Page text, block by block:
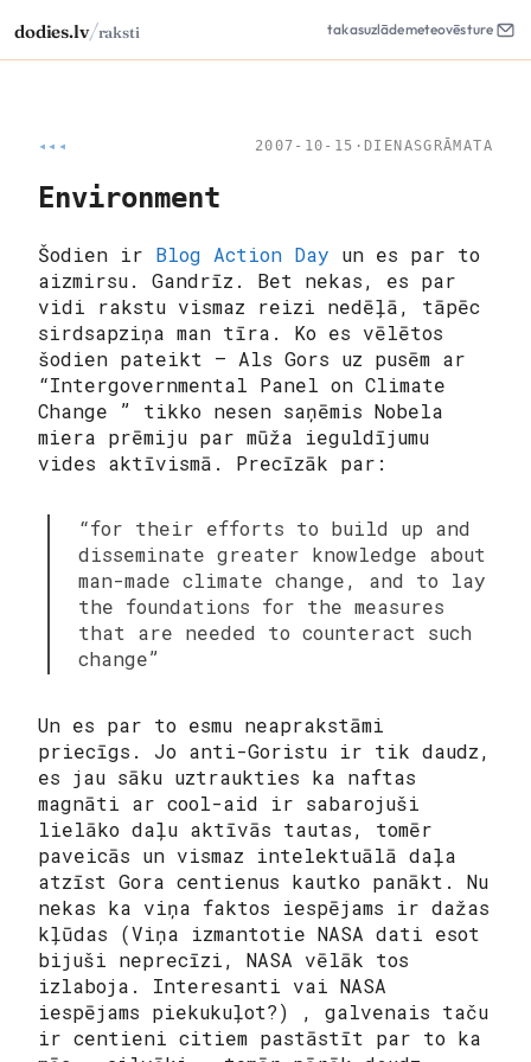
dodies.lv/raksti takasuzlādemeteovēsture
◂◂◂ 2007-10-15 · DIENASGRĀMATA
Environment
Šodien ir Blog Action Day un es par to
aizmirsu. Gandrīz. Bet nekas, es par
vidi rakstu vismaz reizi nedēļā, tāpēc
sirdsapziņa man tīra. Ko es vēlētos
šodien pateikt – Als Gors uz pusēm ar
“Intergovernmental Panel on Climate
Change ” tikko nesen saņēmis Nobela
miera prēmiju par mūža ieguldījumu
vides aktīvismā. Precīzāk par:
“for their efforts to build up and
disseminate greater knowledge about
man-made climate change, and to lay
the foundations for the measures
that are needed to counteract such
change”
Un es par to esmu neaprakstāmi
priecīgs. Jo anti-Goristu ir tik daudz,
es jau sāku uztraukties ka naftas
magnāti ar cool-aid ir sabarojuši
lielāko daļu aktīvās tautas, tomēr
paveicās un vismaz intelektuālā daļa
atzīst Gora centienus kautko panākt. Nu
nekas ka viņa faktos iespējams ir dažas
kļūdas (Viņa izmantotie NASA dati esot
bijuši neprecīzi, NASA vēlāk tos
izlaboja. Interesanti vai NASA
iespējams piekukuļot?) , galvenais taču
ir centieni citiem pastāstīt par to ka